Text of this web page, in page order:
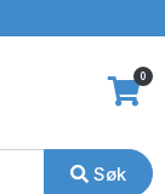
Søk
0